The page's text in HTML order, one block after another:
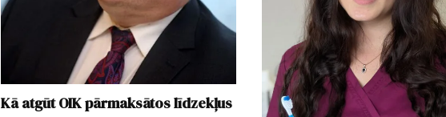
Kā atgūt OIK pārmaksātos līdzekļus